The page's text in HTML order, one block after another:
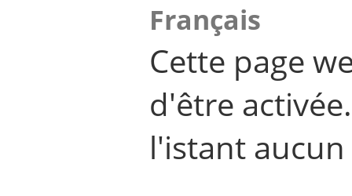
Français
Cette page
d'être
l'istant